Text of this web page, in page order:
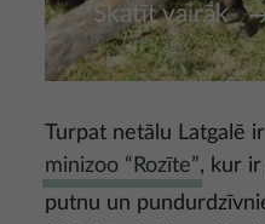
Skatīt vairāk
Turpat netālu Latgalē
minizoo “Rozīte”, kur
putnu un